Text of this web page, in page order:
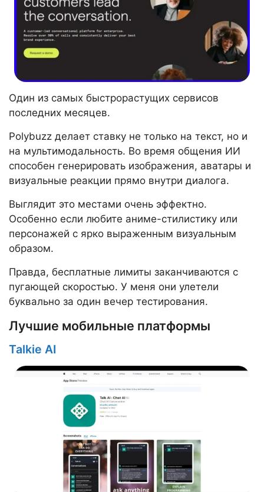
Один из самых быстрорастущих сервисов
последних месяцев.
Polybuzz делает ставку не только на текст, но и
на мультимодальность. Во время общения ИИ
способен генерировать изображения, аватары и
визуальные реакции прямо внутри диалога.
Выглядит это местами очень эффектно.
Особенно если любите аниме-стилистику или
персонажей с ярко выраженным визуальным
образом.
Правда, бесплатные лимиты заканчиваются с
пугающей скоростью. У меня они улетели
буквально за один вечер тестирования.
Лучшие мобильные платформы
Talkie AI